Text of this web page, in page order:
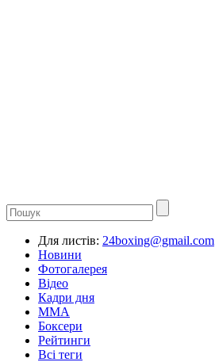
Для листів: 24boxing@gmail.com
Новини
Фотогалерея
Відео
Кадри дня
ММА
Боксери
Рейтинги
Всі теги